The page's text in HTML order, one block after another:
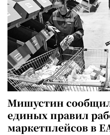
Мишустин
единых правил
маркетплейсов в